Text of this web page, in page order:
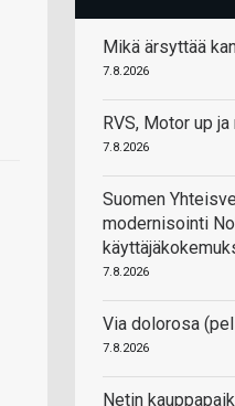
Mikä ärsyttää
7.8.2026
RVS, Motor up
7.8.2026
Suomen
modernisointi
7.8.2026
Via dolorosa
7.8.2026
Netin